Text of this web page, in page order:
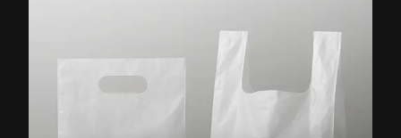
Opções comum e hospitalar, disponíveis
em diferentes tamanhos e espessuras
conforme a necessidade.